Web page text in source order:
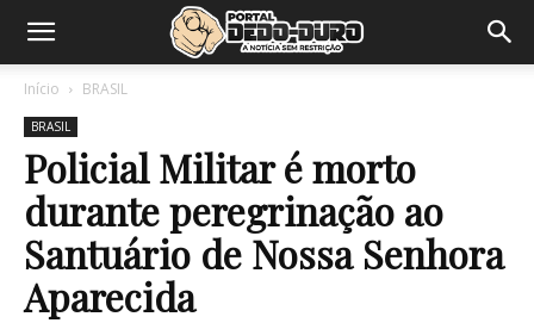
Início BRASIL
BRASIL
Policial Militar é morto
durante peregrinação ao
Santuário de Nossa Senhora
Aparecida